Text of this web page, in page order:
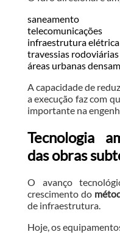
saneamento
telecomunicações
infraestrutura elétrica
travessias rodoviárias
áreas urbanas
A capacidade de
a execução faz com
importante na
Tecnologia
das obras
O avanço
crescimento do
de infraestrutura.
Hoje, os